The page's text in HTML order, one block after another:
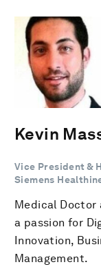
Kevin
Vice President &
Siemens
Medical Doctor
a passion for
Innovation,
Management.